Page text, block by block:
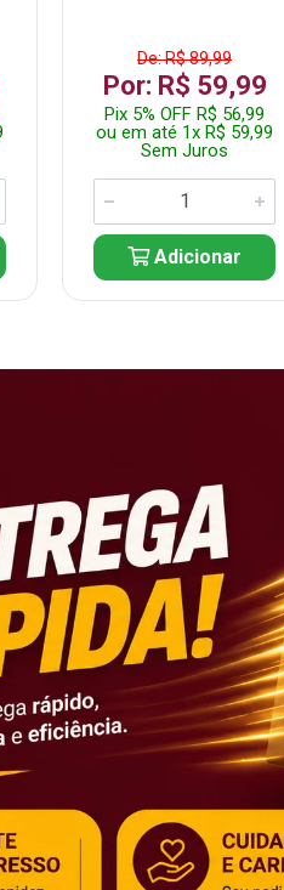
De: R$ 89,99
Por: R$ 59,99
Pix 5% OFF R$ 56,99
ou em até 1x R$ 59,99
Sem Juros
Adicionar